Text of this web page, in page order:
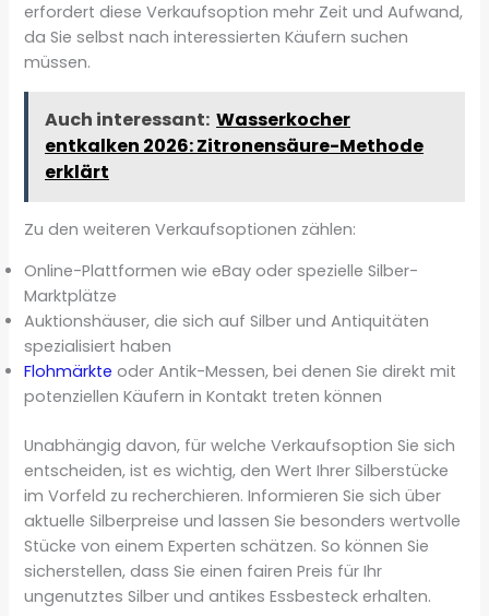
erfordert diese Verkaufsoption mehr Zeit und Aufwand,
da Sie selbst nach interessierten Käufern suchen
müssen.
Auch interessant: Wasserkocher
entkalken 2026: Zitronensäure-Methode
erklärt
Zu den weiteren Verkaufsoptionen zählen:
Online-Plattformen wie eBay oder spezielle Silber-
Marktplätze
Auktionshäuser, die sich auf Silber und Antiquitäten
spezialisiert haben
Flohmärkte oder Antik-Messen, bei denen Sie direkt mit
potenziellen Käufern in Kontakt treten können
Unabhängig davon, für welche Verkaufsoption Sie sich
entscheiden, ist es wichtig, den Wert Ihrer Silberstücke
im Vorfeld zu recherchieren. Informieren Sie sich über
aktuelle Silberpreise und lassen Sie besonders wertvolle
Stücke von einem Experten schätzen. So können Sie
sicherstellen, dass Sie einen fairen Preis für Ihr
ungenutztes Silber und antikes Essbesteck erhalten.